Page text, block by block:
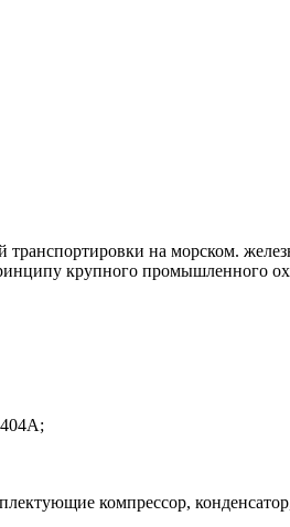
транспортировки на морском.
крупного промышленного
компрессор,